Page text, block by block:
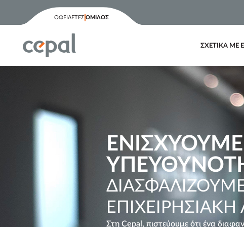
περιεχόμενο
ΟΦΕΙΛΕΤΕΣΟΜΙΛΟΣ
ΣΧΕΤΙΚΑ ΜΕ
ΕΠΙΧΕΙΡΗΣΙΑΚΗ
Στη Cepal, πιστεύουμε ότι ένα